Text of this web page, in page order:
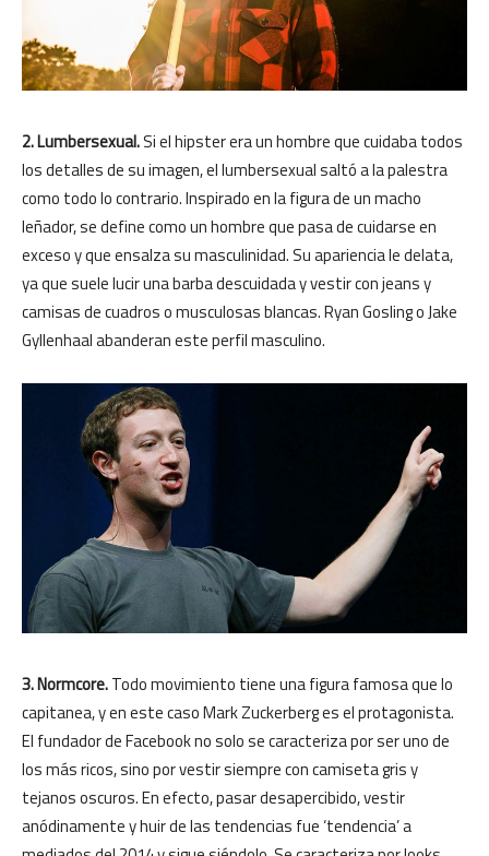
2. Lumbersexual.Si el hipster era un hombre que cuidaba todos
los detalles de su imagen, el lumbersexual saltó a la palestra
como todo lo contrario. Inspirado en la figura de un macho
leñador, se define como un hombre que pasa de cuidarse en
exceso y que ensalza su masculinidad. Su apariencia le delata,
ya que suele lucir una barba descuidada y vestir con jeans y
camisas de cuadros o musculosas blancas. Ryan Gosling o Jake
Gyllenhaal abanderan este perfil masculino.
3. Normcore.Todo movimiento tiene una figura famosa que lo
capitanea, y en este caso Mark Zuckerberg es el protagonista.
El fundador de Facebook no solo se caracteriza por ser uno de
los más ricos, sino por vestir siempre con camiseta gris y
tejanos oscuros. En efecto, pasar desapercibido, vestir
anódinamente y huir de las tendencias fue ‘tendencia’ a